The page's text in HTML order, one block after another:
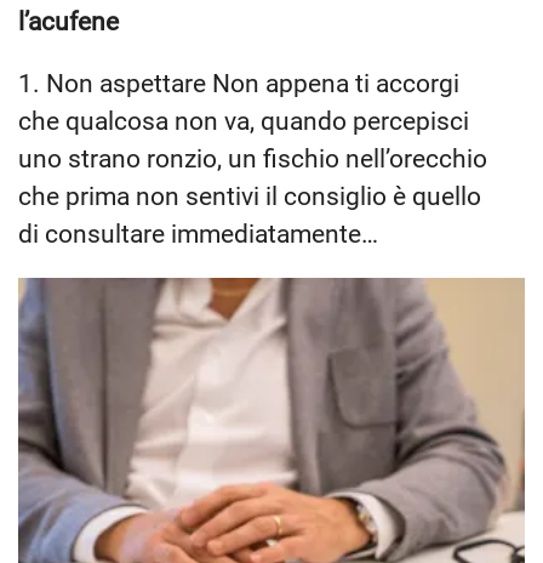
l’acufene
1. Non aspettare Non appena ti accorgi
che qualcosa non va, quando percepisci
uno strano ronzio, un fischio nell’orecchio
che prima non sentivi il consiglio è quello
di consultare immediatamente…